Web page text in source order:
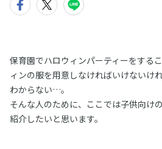
保育園でハロウィンパーティーをする
ィンの服を用意しなければいけないけ
わからない…。
そんな人のために、ここでは子供向け
紹介したいと思います。